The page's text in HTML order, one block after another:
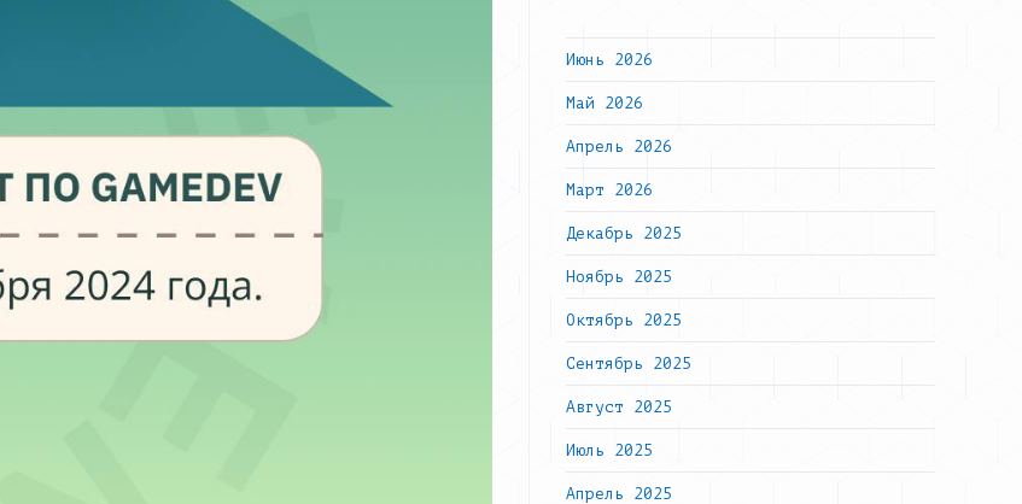
Июнь 2026
Май 2026
Апрель 2026
Март 2026
Декабрь 2025
Ноябрь 2025
Октябрь 2025
Сентябрь 2025
Август 2025
Июль 2025
Апрель 2025